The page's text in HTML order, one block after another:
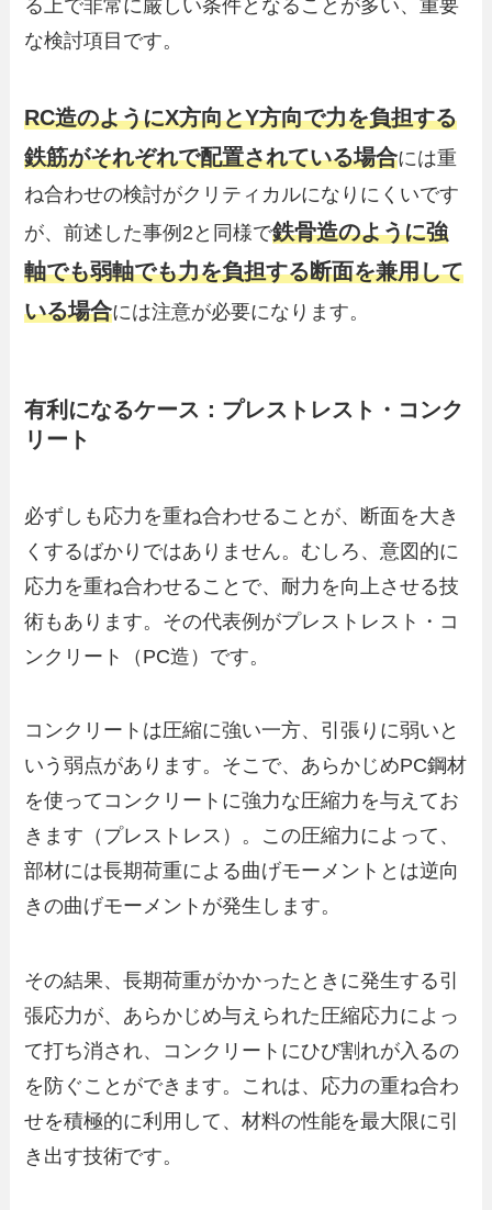
る上で非常に厳しい条件となることが多い、重要
な検討項目です。
RC造のようにX方向とY方向で力を負担する
鉄筋がそれぞれで配置されている場合には重
ね合わせの検討がクリティカルになりにくいです
が、前述した事例2と同様で鉄骨造のように強
軸でも弱軸でも力を負担する断面を兼用して
いる場合には注意が必要になります。
有利になるケース：プレストレスト・コンク
リート
必ずしも応力を重ね合わせることが、断面を大き
くするばかりではありません。むしろ、意図的に
応力を重ね合わせることで、耐力を向上させる技
術もあります。その代表例がプレストレスト・コ
ンクリート（PC造）です。
コンクリートは圧縮に強い一方、引張りに弱いと
いう弱点があります。そこで、あらかじめPC鋼材
を使ってコンクリートに強力な圧縮力を与えてお
きます（プレストレス）。この圧縮力によって、
部材には長期荷重による曲げモーメントとは逆向
きの曲げモーメントが発生します。
その結果、長期荷重がかかったときに発生する引
張応力が、あらかじめ与えられた圧縮応力によっ
て打ち消され、コンクリートにひび割れが入るの
を防ぐことができます。これは、応力の重ね合わ
せを積極的に利用して、材料の性能を最大限に引
き出す技術です。